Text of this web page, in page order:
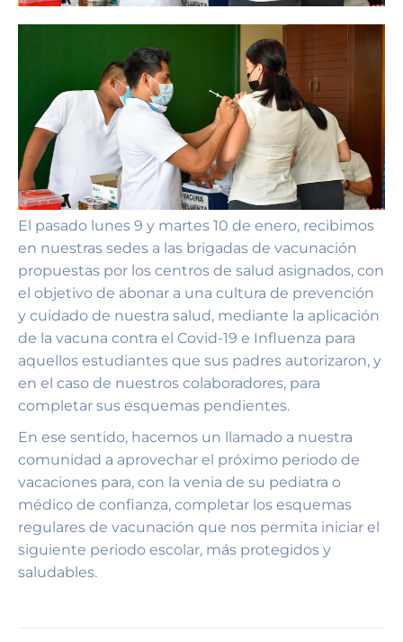
El pasado lunes 9 y martes 10 de enero, recibimos
en nuestras sedes a las brigadas de vacunación
propuestas por los centros de salud asignados, con
el objetivo de abonar a una cultura de prevención
y cuidado de nuestra salud, mediante la aplicación
de la vacuna contra el Covid-19 e Influenza para
aquellos estudiantes que sus padres autorizaron, y
en el caso de nuestros colaboradores, para
completar sus esquemas pendientes.
En ese sentido, hacemos un llamado a nuestra
comunidad a aprovechar el próximo periodo de
vacaciones para, con la venia de su pediatra o
médico de confianza, completar los esquemas
regulares de vacunación que nos permita iniciar el
siguiente periodo escolar, más protegidos y
saludables.